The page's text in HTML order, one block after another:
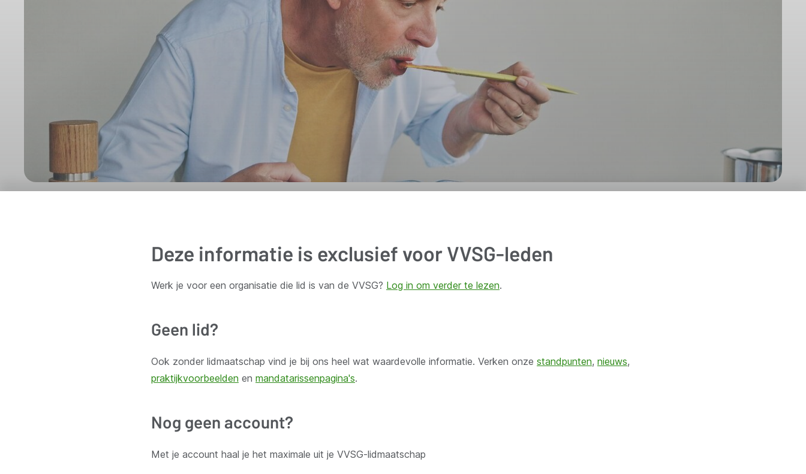
Deze informatie is exclusief voor VVSG-leden
Werk je voor een organisatie die lid is van de VVSG? Log in om verder te lezen.
Geen lid?
Ook zonder lidmaatschap vind je bij ons heel wat waardevolle informatie. Verken onze standpunten, nieuws,
praktijkvoorbeelden en mandatarissenpagina's.
Nog geen account?
Met je account haal je het maximale uit je VVSG-lidmaatschap
Ontvang wekelijks updates van de VVSG
Thema's
Bestuur en organisatie
Kennisgroepen